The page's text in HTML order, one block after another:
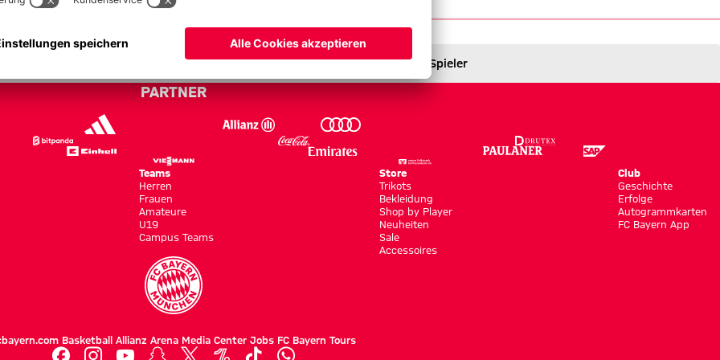
- Bundesliga 22/23
Spieler
PARTNER
Teams
Herren
Frauen
Amateure
U19
Campus Teams
Store
Trikots
Bekleidung
Shop by Player
Neuheiten
Sale
Accessoires
Club
Geschichte
Erfolge
Autogrammkarten
FC Bayern App
Basketball Allianz Arena Media Center Jobs FC Bayern Tours